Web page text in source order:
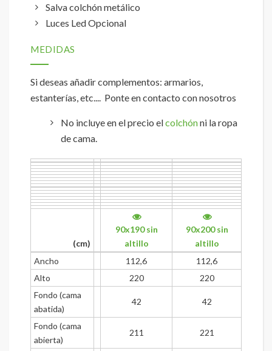
Salva colchón metálico
Luces Led Opcional
MEDIDAS
Si deseas añadir complementos: armarios,
estanterías, etc.... Ponte en contacto con nosotros
No incluye en el precio elcolchónni la ropa
de cama.
(cm)
90x190 sin
altillo
90x200 sin
altillo
Ancho
112,6
112,6
Alto
220
220
Fondo (cama
abatida)
42 42
Fondo (cama
abierta)
211 221